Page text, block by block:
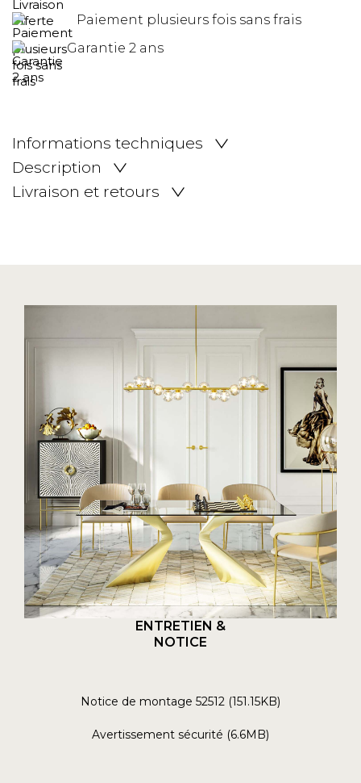
Paiement plusieurs fois sans frais
Garantie 2 ans
Informations techniques
Description
Livraison et retours
ENTRETIEN &
NOTICE
Notice de montage 52512 (151.15KB)
Avertissement sécurité (6.6MB)